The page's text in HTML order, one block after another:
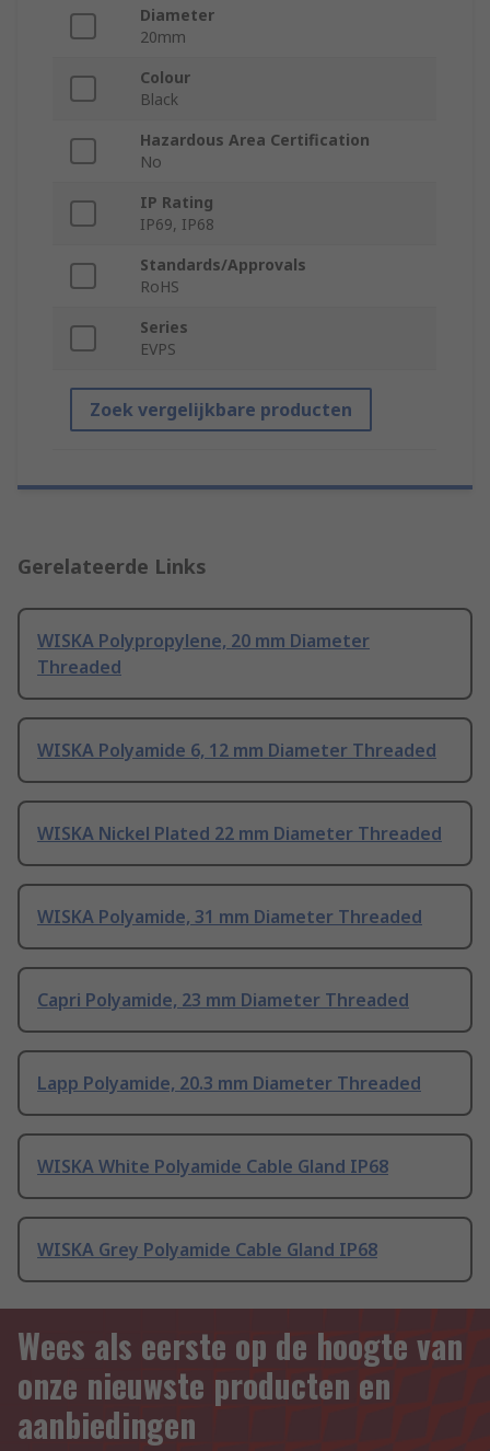
Diameter
20mm
Colour
Black
Hazardous Area Certification
No
IP Rating
IP69, IP68
Standards/Approvals
RoHS
Series
EVPS
Zoek vergelijkbare producten
Gerelateerde Links
WISKA Polypropylene, 20 mm Diameter
Threaded
WISKA Polyamide 6, 12 mm Diameter Threaded
WISKA Nickel Plated 22 mm Diameter Threaded
WISKA Polyamide, 31 mm Diameter Threaded
Capri Polyamide, 23 mm Diameter Threaded
Lapp Polyamide, 20.3 mm Diameter Threaded
WISKA White Polyamide Cable Gland IP68
WISKA Grey Polyamide Cable Gland IP68
Wees als eerste op de hoogte van
onze nieuwste producten en
aanbiedingen